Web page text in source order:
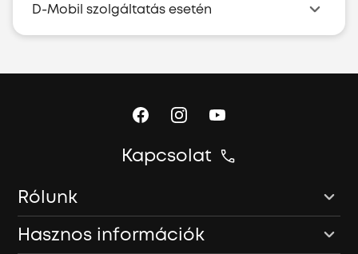
D-Mobil szolgáltatás esetén
Kapcsolat
Rólunk
Hasznos információk